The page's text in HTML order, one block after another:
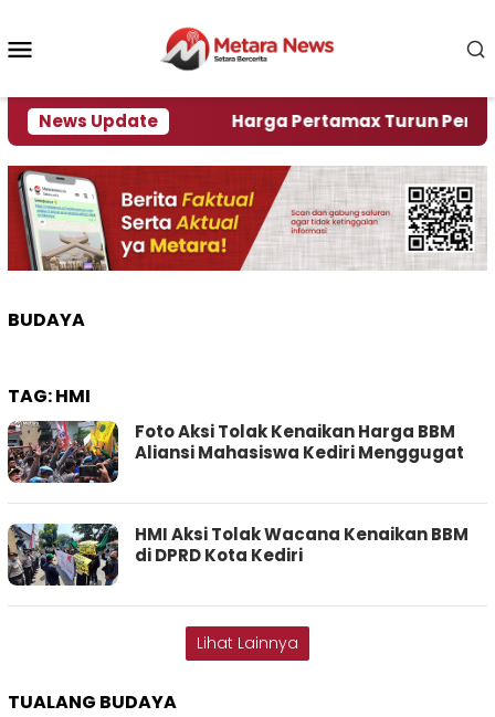
konten
News Update
Krisi Air Harga Pertamax Turun Per Hari
BUDAYA
TAG:HMI
Foto Aksi Tolak Kenaikan Harga BBM
Aliansi Mahasiswa Kediri Menggugat
HMI Aksi Tolak Wacana Kenaikan BBM
di DPRD Kota Kediri
Lihat Lainnya
TUALANG BUDAYA